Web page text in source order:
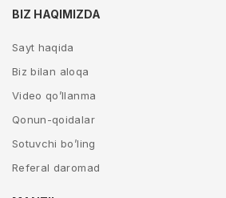
BIZ HAQIMIZDA
Sayt haqida
Biz bilan aloqa
Video qo’llanma
Qonun-qoidalar
Sotuvchi bo’ling
Referal daromad